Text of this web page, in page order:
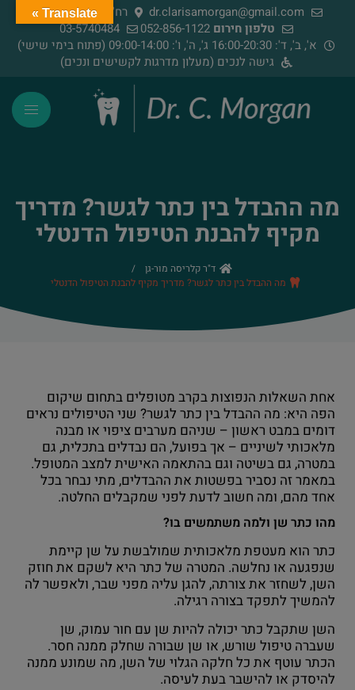
dr.clarisamorgan@gmail.com
רח' הירדן 91, רמת גן
טלפון חירום
03-5740484
א', ב', ד': 16:00-20:30 ג', ה', ו': 09:00-14:00 (פתוח בימי שישי)
גישה לנכים (מעלון מדרגות לקשישים ונכים)
מה ההבדל בין כתר לגשר? מדריך
מקיף להבנת הטיפול הדנטלי
ד"ר קלריסה מור-גן
/
מה ההבדל בין כתר לגשר? מדריך מקיף להבנת הטיפול הדנטלי
אחת השאלות הנפוצות בקרב מטופלים בתחום שיקום
הפה היא: מה ההבדל בין כתר לגשר? שני הטיפולים נראים
דומים במבט ראשון – שניהם מערבים ציפוי או מבנה
מלאכותי לשיניים – אך בפועל, הם נבדלים בתכלית, גם
במטרה, גם בשיטה וגם בהתאמה האישית למצב המטופל.
במאמר זה נסביר בפשטות את ההבדלים, מתי נבחר בכל
אחד מהם, ומה חשוב לדעת לפני שמקבלים החלטה.
מהו כתר שן ולמה משתמשים בו?
כתר הוא מעטפת מלאכותית שמולבשת על שן קיימת
שנפגעה או נחלשה. המטרה של כתר היא לשקם את חוזק
השן, לשחזר את צורתה, להגן עליה מפני שבר, ולאפשר לה
להמשיך לתפקד בצורה רגילה.
השן שתקבל כתר יכולה להיות שן עם חור עמוק, שן
שעברה טיפול שורש, או שן שבורה שחלק ממנה חסר.
הכתר עוטף את כל חלקה הגלוי של השן, מה שמונע ממנה
להיסדק או להישבר בעת לעיסה.
Translate »